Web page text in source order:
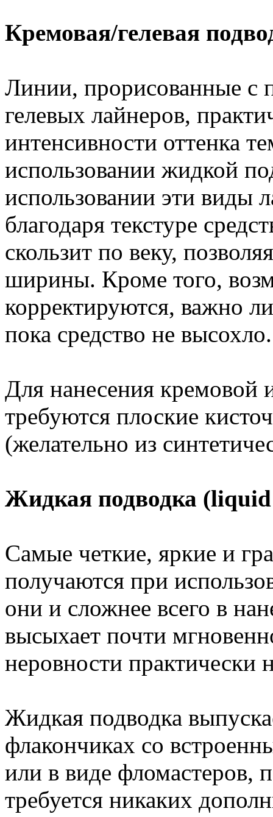
Кремовая/гелевая
Линии, прорисованные
гелевых лайнеров,
интенсивности оттенка
использовании жидкой
использовании эти виды
благодаря текстуре
скользит по веку,
ширины. Кроме того,
корректируются, важно
пока средство не высохло.
Для нанесения кремовой
требуются плоские
(желательно из
Жидкая подводка
Самые четкие, яркие и
получаются при
они и сложнее всего в
высыхает почти
неровности практически
Жидкая подводка
флакончиках со
или в виде фломастеров,
требуется никаких